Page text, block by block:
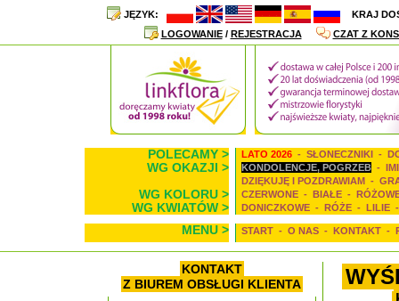
JĘZYK:
KRAJ
LOGOWANIE/ REJESTRACJA CZAT Z
POLECAMY >
WG OKAZJI >
WG KOLORU >
WG KWIATÓW >
LATO 2026 - SŁONECZNIKI -
KONDOLENCJE, POGRZEB -
DZIĘKUJĘ I POZDRAWIAM -
CZERWONE - BIAŁE -
DONICZKOWE - RÓŻE - LILIE
MENU > START - O NAS - KONTAKT -
KONTAKT
Z BIUREM OBSŁUGI KLIENTA